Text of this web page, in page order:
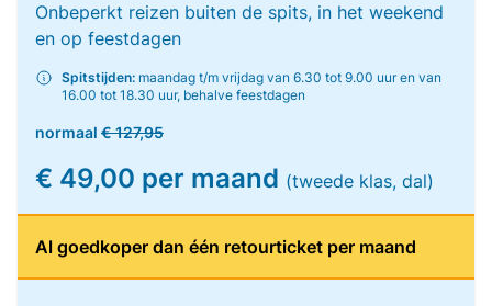
Onbeperkt reizen buiten de spits, in het weekend
en op feestdagen
Spitstijden: maandag t/m vrijdag van 6.30 tot 9.00 uur en van
16.00 tot 18.30 uur, behalve feestdagen
normaal € 127,95
€ 49,00 per maand (tweede klas, dal)
Al goedkoper dan één retourticket per maand